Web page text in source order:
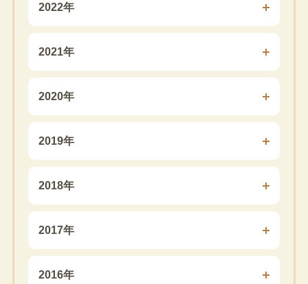
2022年
2021年
2020年
2019年
2018年
2017年
2016年